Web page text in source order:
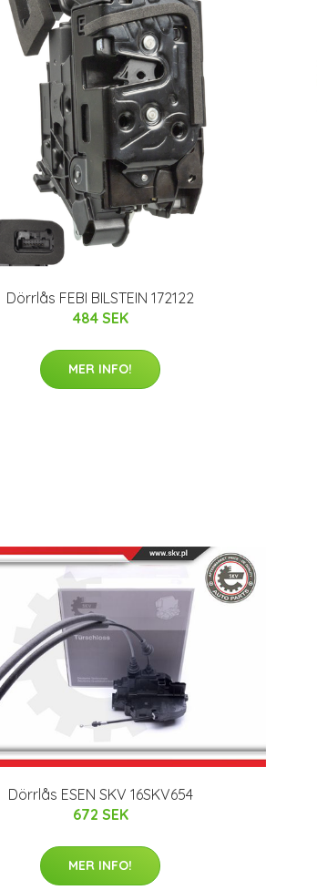
Dörrlås FEBI BILSTEIN 172122
484 SEK
MER INFO!
Dörrlås ESEN SKV 16SKV654
672 SEK
MER INFO!